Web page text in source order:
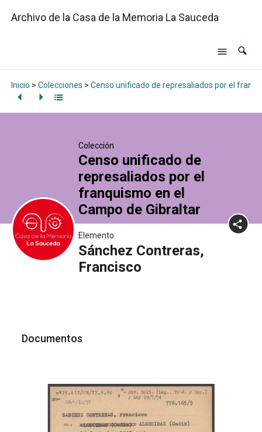
Archivo de la Casa de la Memoria La Sauceda
Inicio > Colecciones > Censo unificado de represaliados por el
Colección
Censo unificado de
represaliados por el
franquismo en el
Campo de Gibraltar
Elemento
Sánchez Contreras,
Francisco
Documentos